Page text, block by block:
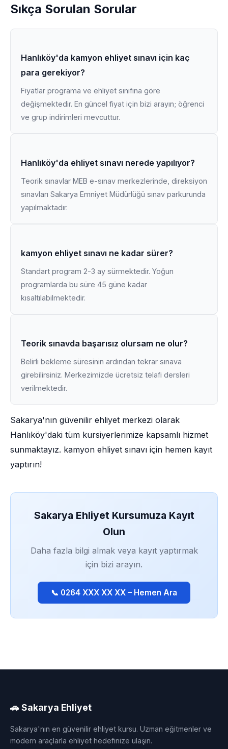
Sıkça Sorulan Sorular
Hanlıköy'da kamyon ehliyet sınavı için kaç
para gerekiyor?
Fiyatlar programa ve ehliyet sınıfına göre
değişmektedir. En güncel fiyat için bizi arayın; öğrenci
ve grup indirimleri mevcuttur.
Hanlıköy'da ehliyet sınavı nerede yapılıyor?
Teorik sınavlar MEB e-sınav merkezlerinde, direksiyon
sınavları Sakarya Emniyet Müdürlüğü sınav parkurunda
yapılmaktadır.
kamyon ehliyet sınavı ne kadar sürer?
Standart program 2-3 ay sürmektedir. Yoğun
programlarda bu süre 45 güne kadar
kısaltılabilmektedir.
Teorik sınavda başarısız olursam ne olur?
Belirli bekleme süresinin ardından tekrar sınava
girebilirsiniz. Merkezimizde ücretsiz telafi dersleri
verilmektedir.
Sakarya'nın güvenilir ehliyet merkezi olarak
Hanlıköy'daki tüm kursiyerlerimize kapsamlı hizmet
sunmaktayız. kamyon ehliyet sınavı için hemen kayıt
yaptırın!
Sakarya Ehliyet Kursumuza Kayıt
Olun
Daha fazla bilgi almak veya kayıt yaptırmak
için bizi arayın.
📞 0264 XXX XX XX – Hemen Ara
🚗 Sakarya Ehliyet
Sakarya'nın en güvenilir ehliyet kursu. Uzman eğitmenler ve
modern araçlarla ehliyet hedefinize ulaşın.